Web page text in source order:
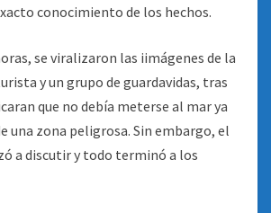
conocimiento de los hechos.
se viralizaron las iimágenes de la
y un grupo de guardavidas, tras
que no debía meterse al mar ya
una zona peligrosa. Sin embargo, el
a discutir y todo terminó a los